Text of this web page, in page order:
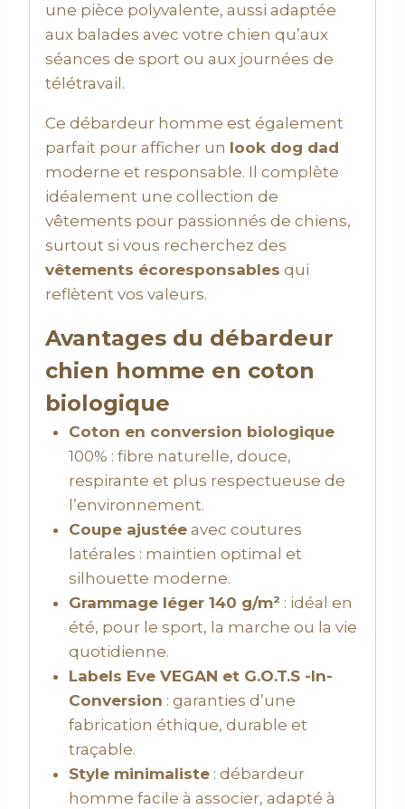
une pièce polyvalente, aussi adaptée
aux balades avec votre chien qu’aux
séances de sport ou aux journées de
télétravail.
Ce débardeur homme est également
parfait pour afficher un look dog dad
moderne et responsable. Il complète
idéalement une collection de
vêtements pour passionnés de chiens,
surtout si vous recherchez des
vêtements écoresponsables qui
reflètent vos valeurs.
Avantages du débardeur
chien homme en coton
biologique
Coton en conversion biologique
100% : fibre naturelle, douce,
respirante et plus respectueuse de
l’environnement.
Coupe ajustéeavec coutures
latérales : maintien optimal et
silhouette moderne.
Grammage léger 140 g/m² : idéal en
été, pour le sport, la marche ou la vie
quotidienne.
Labels Eve VEGAN et G.O.T.S -In-
Conversion : garanties d’une
fabrication éthique, durable et
traçable.
Style minimaliste: débardeur
homme facile à associer, adapté à